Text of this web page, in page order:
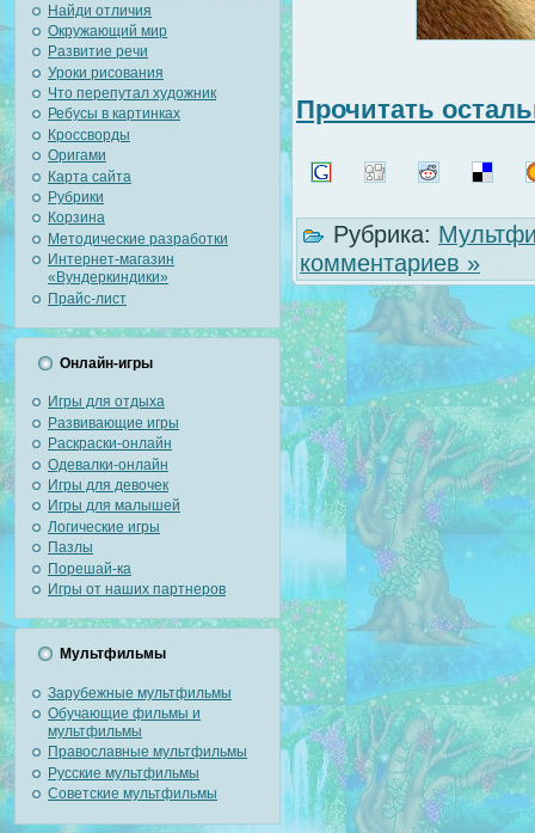
Найди отличия
Окружающий мир
Развитие речи
Уроки рисования
Что перепутал художник
Ребусы в картинках
Кроссворды
Оригами
Карта сайта
Рубрики
Корзина
Методические разработки
Интернет-магазин
«Вундеркиндики»
Прайс-лист
Онлайн-игры
Игры для отдыха
Развивающие игры
Раскраски-онлайн
Одевалки-онлайн
Игры для девочек
Игры для малышей
Логические игры
Пазлы
Порешай-ка
Игры от наших партнеров
Мультфильмы
Зарубежные мультфильмы
Обучающие фильмы и
мультфильмы
Православные мультфильмы
Русские мультфильмы
Советские мультфильмы
Прочитать
Рубрика:
комментариев »